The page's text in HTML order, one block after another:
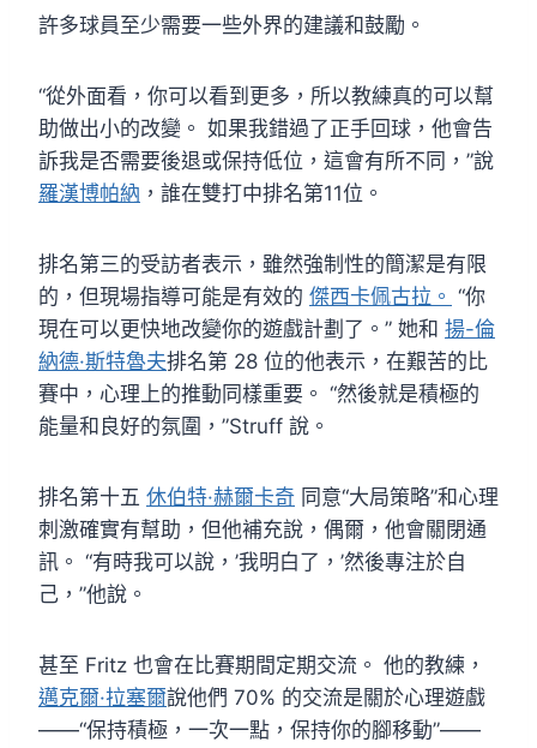
許多球員至少需要一些外界的建議和鼓勵。
“從外面看，你可以看到更多，所以教練真的可以幫
助做出小的改變。 如果我錯過了正手回球，他會告
訴我是否需要後退或保持低位，這會有所不同，”說
羅漢博帕納 ，誰在雙打中排名第11位。
排名第三的受訪者表示，雖然強制性的簡潔是有限
的，但現場指導可能是有效的 傑西卡佩古拉。 “你
現在可以更快地改變你的遊戲計劃了。” 她和 揚-倫
納德·斯特魯夫排名第 28 位的他表示，在艱苦的比
賽中，心理上的推動同樣重要。 “然後就是積極的
能量和良好的氛圍，”Struff 說。
排名第十五 休伯特·赫爾卡奇 同意“大局策略”和心理
刺激確實有幫助，但他補充說，偶爾，他會關閉通
訊。 “有時我可以說，’我明白了，’然後專注於自
己，”他說。
甚至 Fritz 也會在比賽期間定期交流。 他的教練，
邁克爾·拉塞爾說他們 70% 的交流是關於心理遊戲
——“保持積極，一次一點，保持你的腳移動”——